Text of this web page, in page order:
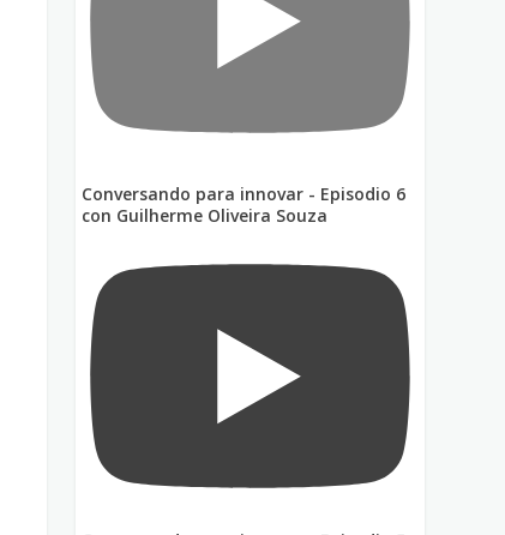
Conversando para innovar - Episodio 6
con Guilherme Oliveira Souza